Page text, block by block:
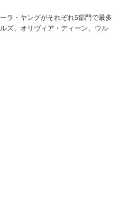
ラ・ヤングがそれぞれ5部門で最多
ズ、オリヴィア・ディーン、ウル